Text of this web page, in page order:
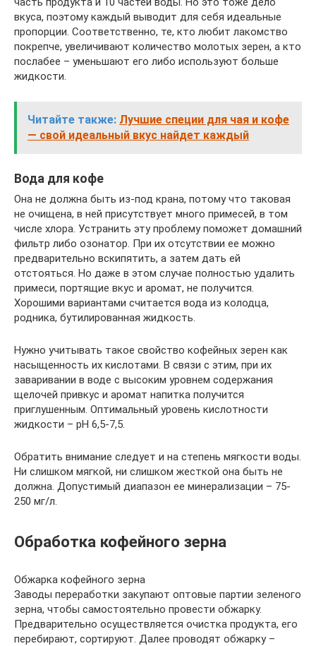
вкуса, поэтому каждый выводит для себя идеальные
пропорции. Соответственно, те, кто любит лакомство
покрепче, увеличивают количество молотых зерен, а кто
послабее – уменьшают его либо используют больше
жидкости.
Читайте также: Лучшие специи для чая и кофе
— свой идеальный вкус найдет каждый
Вода для кофе
Она не должна быть из-под крана, потому что таковая
не очищена, в ней присутствует много примесей, в том
числе хлора. Устранить эту проблему поможет домашний
фильтр либо озонатор. При их отсутствии ее можно
предварительно вскипятить, а затем дать ей
отстояться. Но даже в этом случае полностью удалить
примеси, портящие вкус и аромат, не получится.
Хорошими вариантами считается вода из колодца,
родника, бутилированная жидкость.
Нужно учитывать такое свойство кофейных зерен как
насыщенность их кислотами. В связи с этим, при их
заваривании в воде с высоким уровнем содержания
щелочей привкус и аромат напитка получится
приглушенным. Оптимальный уровень кислотности
жидкости – pH 6,5-7,5.
Обратить внимание следует и на степень мягкости воды.
Ни слишком мягкой, ни слишком жесткой она быть не
должна. Допустимый диапазон ее минерализации – 75-
250 мг/л.
Обработка кофейного зерна
Обжарка кофейного зерна
Заводы переработки закупают оптовые партии зеленого
зерна, чтобы самостоятельно провести обжарку.
Предварительно осуществляется очистка продукта, его
перебирают, сортируют. Далее проводят обжарку –